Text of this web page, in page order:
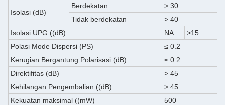
Isolasi (dB)
Berdekatan
> 30
Tidak berdekatan
> 40
Isolasi UPG ((dB)
NA >15
Polasi Mode Dispersi (PS)
≤ 0.2
Kerugian Bergantung Polarisasi (dB)
≤ 0.2
Direktifitas (dB)
> 45
Kehilangan Pengembalian ((dB)
> 45
Kekuatan maksimal ((mW)
500